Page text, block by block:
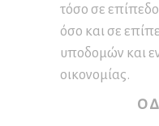
τόσο σε
όσο και σε
υποδομών και
οικονομίας.
Ο